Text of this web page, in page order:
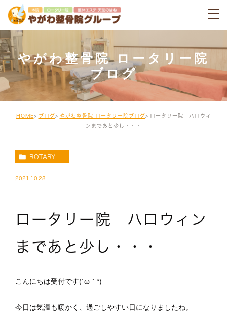
やがわ整骨院 ロータリー院
ブログ
HOME ブログ やがわ整骨院 ロータリー院ブログ
ロータリー院 ハロウィ
ンまであと少し・・・
ROTARY
2021.10.28
ロータリー院 ハロウィン
まであと少し・・・
こんにちは受付です(´ω｀*)
今日は気温も暖かく、過ごしやすい日になりましたね。